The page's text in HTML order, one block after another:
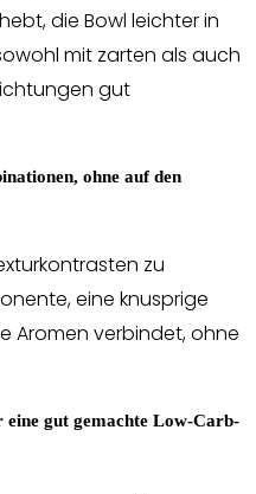
die Bowl leichter in
mit zarten als auch
gut
ohne auf den
zu
eine knusprige
Aromen verbindet, ohne
gut gemachte Low-Carb-